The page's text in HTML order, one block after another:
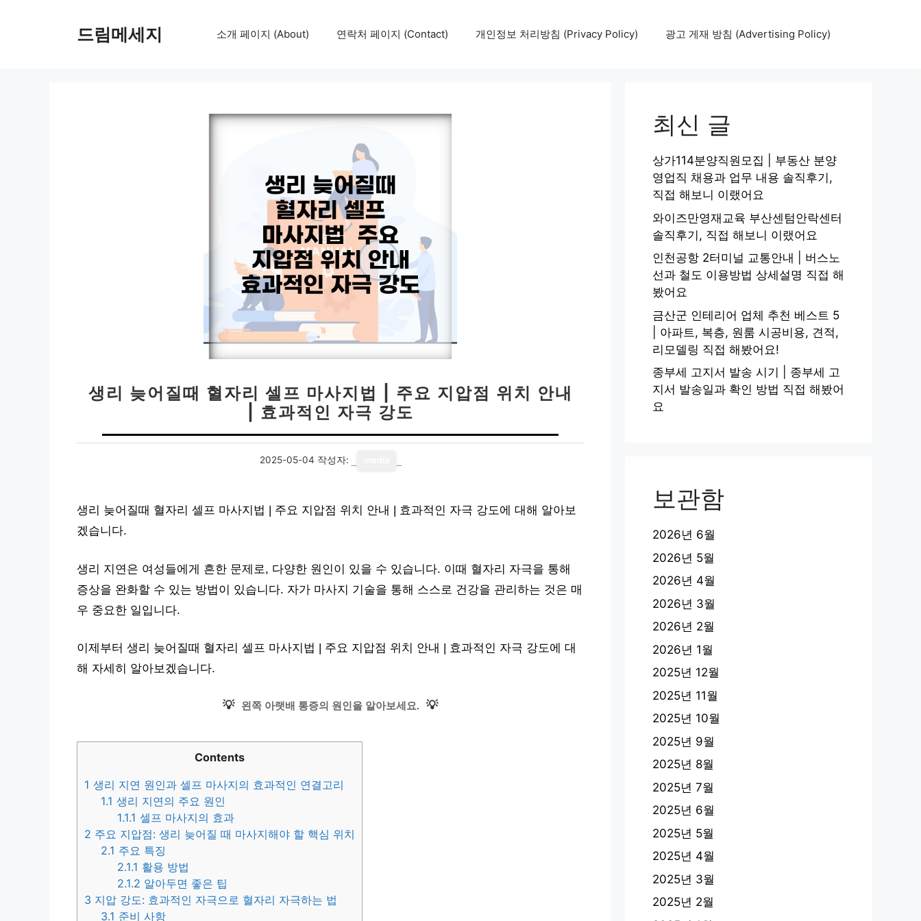
드림메세지 소개 페이지 (About) 연락처 페이지 (Contact) 개인정보 처리방침 (Privacy Policy) 광고 게재 방침 (Advertising Policy)
생리 늦어질때 혈자리 셀프 마사지법 | 주요 지압점 위치 안내
| 효과적인 자극 강도
2025-05-04 작성자:
생리 늦어질때 혈자리 셀프 마사지법 | 주요 지압점 위치 안내 | 효과적인 자극 강도에 대해 알아보
겠습니다.
생리 지연은 여성들에게 흔한 문제로, 다양한 원인이 있을 수 있습니다. 이때 혈자리 자극을 통해
증상을 완화할 수 있는 방법이 있습니다. 자가 마사지 기술을 통해 스스로 건강을 관리하는 것은 매
우 중요한 일입니다.
이제부터 생리 늦어질때 혈자리 셀프 마사지법 | 주요 지압점 위치 안내 | 효과적인 자극 강도에 대
해 자세히 알아보겠습니다.
💡 왼쪽 아랫배 통증의 원인을 알아보세요. 💡
Contents
1 생리 지연 원인과 셀프 마사지의 효과적인 연결고리
1.1 생리 지연의 주요 원인
1.1.1 셀프 마사지의 효과
2 주요 지압점: 생리 늦어질 때 마사지해야 할 핵심 위치
2.1 주요 특징
2.1.1 활용 방법
2.1.2 알아두면 좋은 팁
3 지압 강도: 효과적인 자극으로 혈자리 자극하는 법
3.1 준비 사항
최신 글
상가114분양직원모집 | 부동산 분양
영업직 채용과 업무 내용 솔직후기,
직접 해보니 이랬어요
와이즈만영재교육 부산센텀안락센터
솔직후기, 직접 해보니 이랬어요
인천공항 2터미널 교통안내 | 버스노
선과 철도 이용방법 상세설명 직접 해
봤어요
금산군 인테리어 업체 추천 베스트 5
| 아파트, 복층, 원룸 시공비용, 견적,
리모델링 직접 해봤어요!
종부세 고지서 발송 시기 | 종부세 고
지서 발송일과 확인 방법 직접 해봤어
요
보관함
2026년 6월
2026년 5월
2026년 4월
2026년 3월
2026년 2월
2026년 1월
2025년 12월
2025년 11월
2025년 10월
2025년 9월
2025년 8월
2025년 7월
2025년 6월
2025년 5월
2025년 4월
2025년 3월
2025년 2월